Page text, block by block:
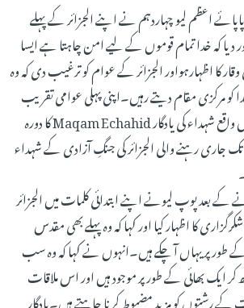
13اپریل 2026کوپاپائے اعظم لیو چہاردہم نے اپنے الجزائر کے پہلے
کہ خدا تمام قوموں کے لیے امن چاہتا ہے ایسا
کا اظہارہواور الجزائر کے عوام کو ترغیب دی کہ وہ
کو مرکزی مقام دیتے رہیں۔اپنی پہلی عوامی تقریب
میں پوپ لیو نے الجزائر میں واقع شہداء کی یادگار Maqam Echahid کا دورہ
جو 1954 سے 1962 تک جاری رہنے والی الجزائر کی جنگِ آزادی کے شہداء
بعد پوپ لیونے اپنے ابتدائی کلمات میں الجزائر
کا اظہار کیا اور کہا کہ وہ پہلے بھی مقدس
طور پریہاں آ چکے ہیں۔انہوں نے کہا کہ وہ سب
بھائی کے طور پر موجود ہیں اور اس ملاقات
رشتوں کو مزید مضبوط کرنا چاہتے ہیں۔یادگار